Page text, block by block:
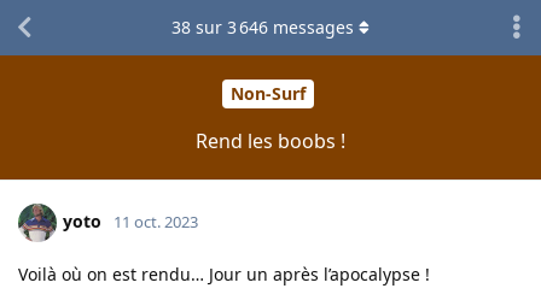
Non-Surf
Rend les boobs !
38 sur 3 646 messages
yoto 11 oct. 2023
Voilà où on est rendu… Jour un après l’apocalypse !